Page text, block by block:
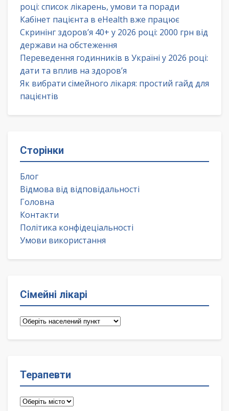
році: список лікарень, умови та поради
Кабінет пацієнта в eHealth вже працює
Скринінг здоров’я 40+ у 2026 році: 2000 грн від
держави на обстеження
Переведення годинників в Україні у 2026 році:
дати та вплив на здоров’я
Як вибрати сімейного лікаря: простий гайд для
пацієнтів
Сторінки
Блог
Відмова від відповідальності
Головна
Контакти
Політика конфідеціальності
Умови використання
Сімейні лікарі
Сімейні
Терапевти
Терапевти